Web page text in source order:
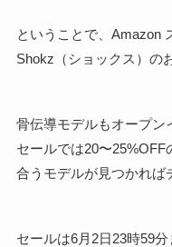
ということで、Amazon
Shokz（ショックス）の
骨伝導モデルもオープン
セールでは20〜
合うモデルが見つかれば
セールは6月2日23時59分